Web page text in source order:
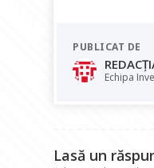
e
b
o
at
s
A
PUBLICAT DE
Echipa
Lasă un